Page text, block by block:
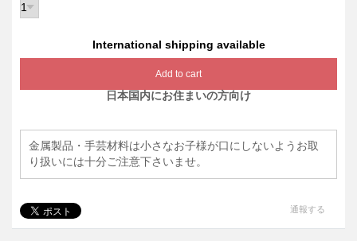
International shipping available
Add to cart
日本国内にお住まいの方向け
金属製品・手芸材料は小さなお子様が口にしないようお取
り扱いには十分ご注意下さいませ。
通報する